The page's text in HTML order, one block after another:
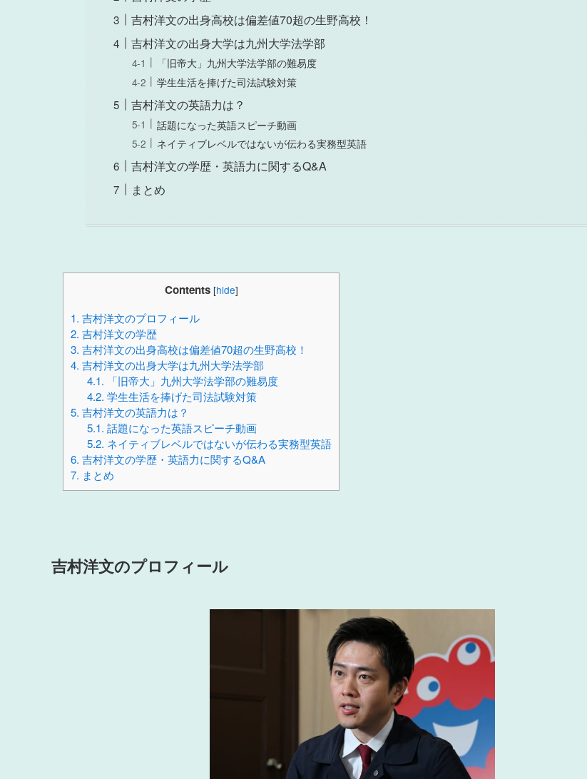
吉村洋文の出身高校は偏差値70超の生野高校！
吉村洋文の出身大学は九州大学法学部
「旧帝大」九州大学法学部の難易度
学生生活を捧げた司法試験対策
吉村洋文の英語力は？
話題になった英語スピーチ動画
ネイティブレベルではないが伝わる実務型英語
吉村洋文の学歴・英語力に関するQ&A
まとめ
Contents [hide]
1. 吉村洋文のプロフィール
2. 吉村洋文の学歴
3. 吉村洋文の出身高校は偏差値70超の生野高校！
4. 吉村洋文の出身大学は九州大学法学部
4.1. 「旧帝大」九州大学法学部の難易度
4.2. 学生生活を捧げた司法試験対策
5. 吉村洋文の英語力は？
5.1. 話題になった英語スピーチ動画
5.2. ネイティブレベルではないが伝わる実務型英語
6. 吉村洋文の学歴・英語力に関するQ&A
7. まとめ
吉村洋文のプロフィール